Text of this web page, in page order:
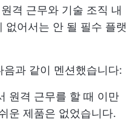
격 근무와 기술 조직 내
없어서는 안 될 필수 플랫
과 같이 멘션했습니다:
원격 근무를 할 때 이만
운 제품은 없었습니다.